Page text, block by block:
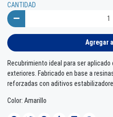
CANTIDAD
Agregar
Recubrimiento ideal para ser
exteriores. Fabricado en base a
reforzadas con aditivos
Color: Amarillo